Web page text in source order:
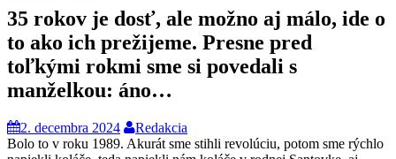
35 rokov je dosť, ale možno aj málo, ide o
to ako ich prežijeme. Presne pred
toľkými rokmi sme si povedali s
manželkou: áno…
2. decembra 2024
Redakcia
Bolo to v roku 1989. Akurát sme stihli revolúciu, potom sme rýchlo